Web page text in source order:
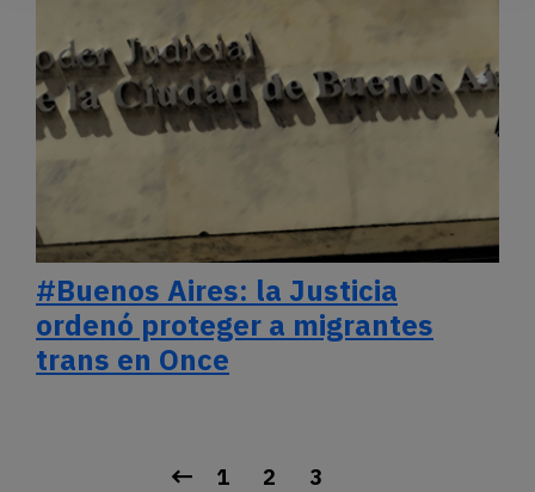
#Buenos Aires: la Justicia
ordenó proteger a migrantes
trans en Once
1 2 3